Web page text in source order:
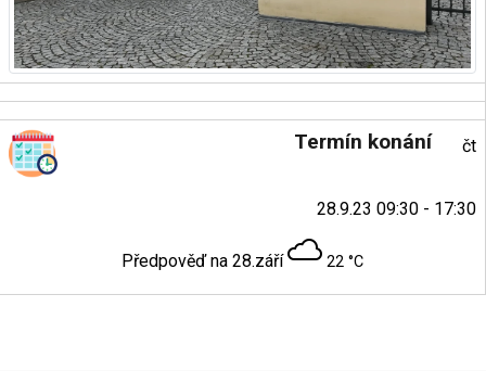
Termín konání čt
28.9.23 09:30 - 17:30
Předpověď na 28.září 22 °C